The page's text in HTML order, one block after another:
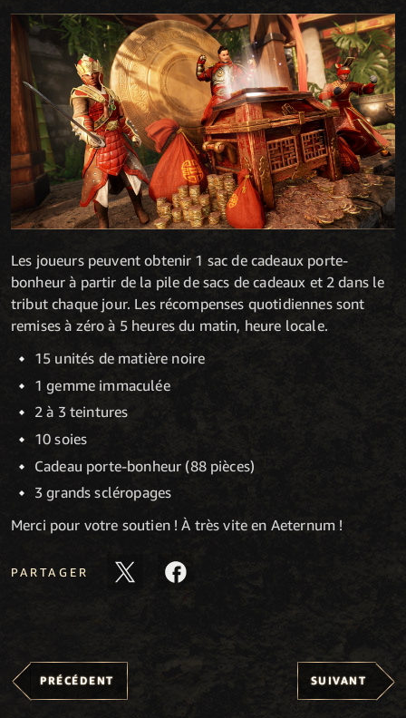
Les joueurs peuvent obtenir 1 sac de cadeaux porte-
bonheur à partir de la pile de sacs de cadeaux et 2 dans le
tribut chaque jour. Les récompenses quotidiennes sont
remises à zéro à 5 heures du matin, heure locale.
15 unités de matière noire
1 gemme immaculée
2 à 3 teintures
10 soies
Cadeau porte-bonheur (88 pièces)
3 grands scléropages
Merci pour votre soutien ! À très vite en Aeternum !
PARTAGER
PRÉCÉDENT SUIVANT